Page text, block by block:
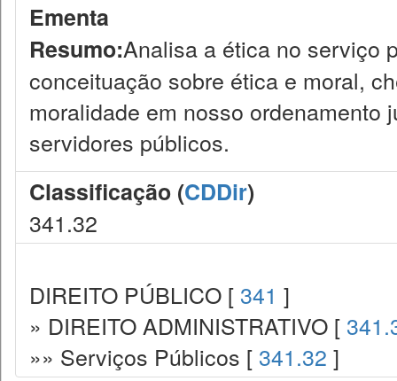
Ementa
Resumo:Analisa a ética no serviço
conceituação sobre ética e moral,
moralidade em nosso
servidores públicos.
Classificação (CDDir)
341.32
DIREITO PÚBLICO [ 341 ]
» DIREITO ADMINISTRATIVO [
»» Serviços Públicos [ 341.32 ]